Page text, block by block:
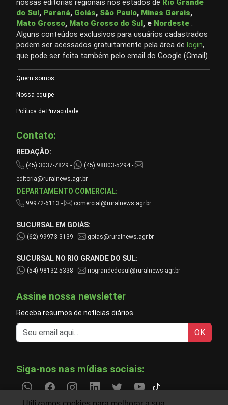
nossas editorias regionais nos estados de Rio Grande
do Sul , Paraná, Goiás, São Paulo, Minas Gerais,
Mato Grosso, Mato Grosso do Sul , e Nordeste .
Alguns conteúdos exclusivos para usuários cadastrados
podem ser acessados gratuitamente pela área de login,
que pode ser feita também pelo email do Google (Gmail).
Quem somos
Nossa equipe
Política de Privacidade
Contato:
REDAÇÃO:
(45) 3037-7829 -
(45) 98803-5294 -
editoria@ruralnews.agr.br
DEPARTAMENTO COMERCIAL:
99972-6113 - comercial@ruralnews.agr.br
SUCURSAL EM GOIÁS:
(62) 99973-3139 - goias@ruralnews.agr.br
SUCURSAL NO RIO GRANDE DO SUL:
(54) 98132-5338 - riograndedosul@ruralnews.agr.br
Assine nossa newsletter
Receba resumos de notícias diários
OK
Siga-nos nas mídias sociais: